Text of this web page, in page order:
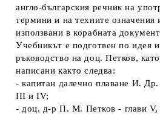
англо-българския речник на
термини и на техните означения
използвани в корабната
Учебникът е подготвен по идея
ръководство на доц. Петков,
написани както следва:
- капитан далечно плаване И.
III и IV;
- доц. д-р П. М. Петков - глави